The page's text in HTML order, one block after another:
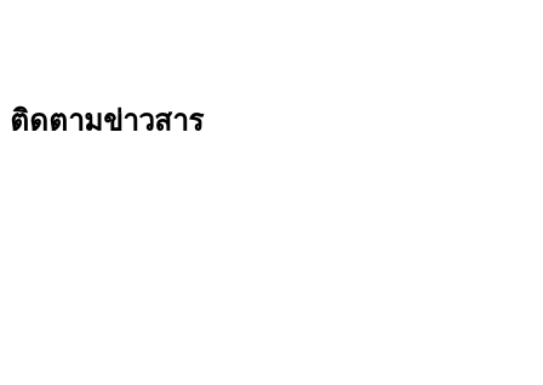
ติดตามข่าวสาร